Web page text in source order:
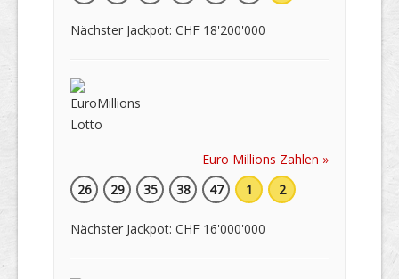
Nächster Jackpot: CHF 18'200'000
Euro Millions Zahlen »
26
29 35 38 47 1 2
Nächster Jackpot: CHF 16'000'000